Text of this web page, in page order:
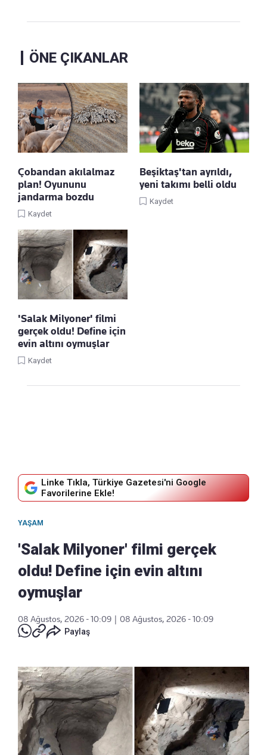
ÖNE ÇIKANLAR
Çobandan akılalmaz
plan! Oyununu
jandarma bozdu
Kaydet
Beşiktaş'tan ayrıldı,
yeni takımı belli oldu
Kaydet
'Salak Milyoner' filmi
gerçek oldu! Define için
evin altını oymuşlar
Kaydet
Linke Tıkla, Türkiye Gazetesi'ni Google
Favorilerine Ekle!
YAŞAM
'Salak Milyoner' filmi gerçek
oldu! Define için evin altını
oymuşlar
08 Ağustos, 2026 - 10:09 | 08 Ağustos, 2026 - 10:09
Paylaş